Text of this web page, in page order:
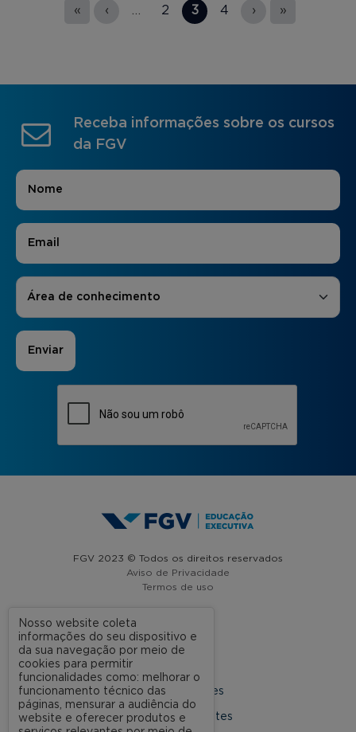
« ‹ 2 3 4 › »
Receba informações sobre os cursos
da FGV
Nome
E-mail
Áreas de Interesse
Área de conhecimento
FGV 2023 © Todos os direitos reservados
Aviso de Privacidade
Termos de uso
A FGV
Nossas Unidades
Dúvidas Frequentes
Nosso website coleta
informações do seu dispositivo e
da sua navegação por meio de
cookies para permitir
funcionalidades como: melhorar o
funcionamento técnico das
páginas, mensurar a audiência do
website e oferecer produtos e